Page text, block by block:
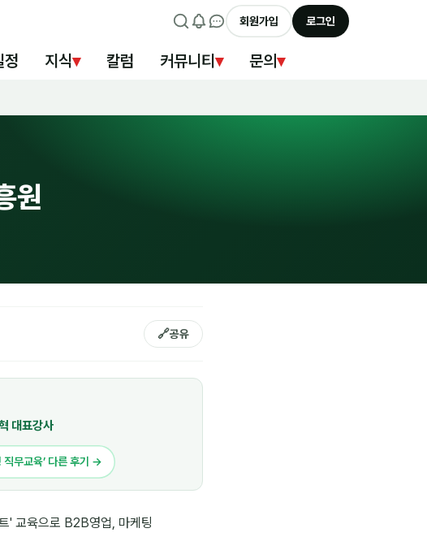
회원가입 로그인
정 지식▾ 칼럼 커뮤니티 ▾ 문의▾
원
🔗공유
대표강사
무교육’ 다른 후기 →
' 교육으로 B2B영업, 마케팅